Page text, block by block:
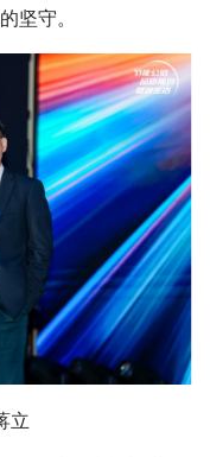
坚守。
立